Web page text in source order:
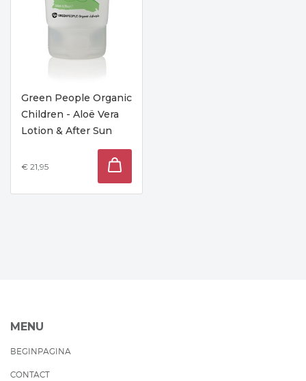
Green People Organic
Children - Aloë Vera
Lotion & After Sun
€ 21,95
MENU
BEGINPAGINA
CONTACT